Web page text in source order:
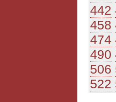
442
458
474
490
506
522